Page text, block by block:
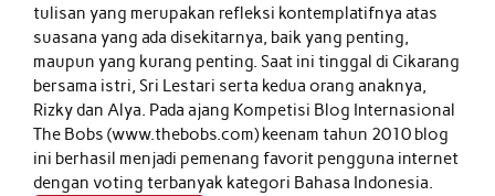
tulisan yang merupakan refleksi kontemplatifnya atas
suasana yang ada disekitarnya, baik yang penting,
maupun yang kurang penting. Saat ini tinggal di Cikarang
bersama istri, Sri Lestari serta kedua orang anaknya,
Rizky dan Alya. Pada ajang Kompetisi Blog Internasional
The Bobs (www.thebobs.com) keenam tahun 2010 blog
ini berhasil menjadi pemenang favorit pengguna internet
dengan voting terbanyak kategori Bahasa Indonesia.